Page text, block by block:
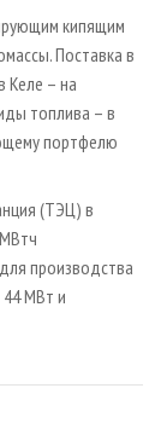
кипящим
Поставка в
Келе – на
топлива – в
портфелю
(ТЭЦ) в
производства
44 МВт и